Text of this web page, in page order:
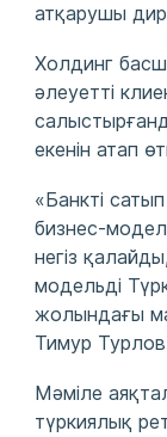
атқарушы
Холдинг
әлеуетті
екенін атап
«Банкті
бизнес-
негіз
модельді
жолындағы
Тимур
Мәміле
түркиялық